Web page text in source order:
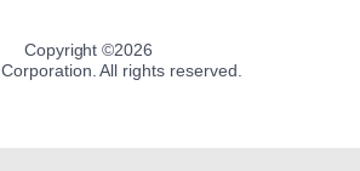
Copyright ©2026
All rights reserved.